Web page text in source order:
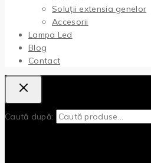
Soluții extensia genelor
Accesorii
Lampa Led
Blog
Contact
Caută după: